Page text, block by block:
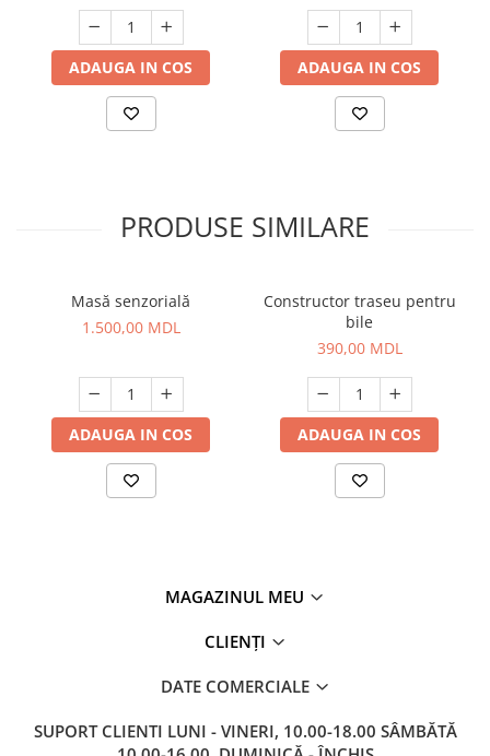
ADAUGA IN COS ADAUGA IN COS
PRODUSE SIMILARE
Masă senzorială
1.500,00 MDL
ADAUGA IN COS
Constructor traseu pentru
bile
390,00 MDL
ADAUGA IN COS
MAGAZINUL MEU
CLIENȚI
DATE COMERCIALE
SUPORT CLIENTI LUNI - VINERI, 10.00-18.00 SÂMBĂTĂ